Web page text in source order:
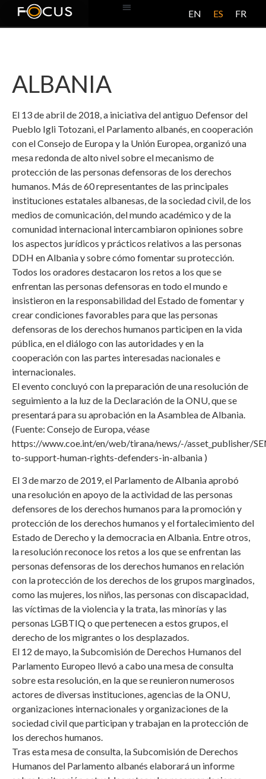
EN ES FR
ALBANIA
El 13 de abril de 2018, a iniciativa del antiguo Defensor del
Pueblo Igli Totozani, el Parlamento albanés, en cooperación
con el Consejo de Europa y la Unión Europea, organizó una
mesa redonda de alto nivel sobre el mecanismo de
protección de las personas defensoras de los derechos
humanos. Más de 60 representantes de las principales
instituciones estatales albanesas, de la sociedad civil, de los
medios de comunicación, del mundo académico y de la
comunidad internacional intercambiaron opiniones sobre
los aspectos jurídicos y prácticos relativos a las personas
DDH en Albania y sobre cómo fomentar su protección.
Todos los oradores destacaron los retos a los que se
enfrentan las personas defensoras en todo el mundo e
insistieron en la responsabilidad del Estado de fomentar y
crear condiciones favorables para que las personas
defensoras de los derechos humanos participen en la vida
pública, en el diálogo con las autoridades y en la
cooperación con las partes interesadas nacionales e
internacionales.
El evento concluyó con la preparación de una resolución de
seguimiento a la luz de la Declaración de la ONU, que se
presentará para su aprobación en la Asamblea de Albania.
(Fuente: Consejo de Europa, véase
https://www.coe.int/en/web/tirana/news/-/asset_publisher/
to-support-human-rights-defenders-in-albania )
El 3 de marzo de 2019, el Parlamento de Albania aprobó
una resolución en apoyo de la actividad de las personas
defensores de los derechos humanos para la promoción y
protección de los derechos humanos y el fortalecimiento del
Estado de Derecho y la democracia en Albania. Entre otros,
la resolución reconoce los retos a los que se enfrentan las
personas defensoras de los derechos humanos en relación
con la protección de los derechos de los grupos marginados,
como las mujeres, los niños, las personas con discapacidad,
las víctimas de la violencia y la trata, las minorías y las
personas LGBTIQ o que pertenecen a estos grupos, el
derecho de los migrantes o los desplazados.
El 12 de mayo, la Subcomisión de Derechos Humanos del
Parlamento Europeo llevó a cabo una mesa de consulta
sobre esta resolución, en la que se reunieron numerosos
actores de diversas instituciones, agencias de la ONU,
organizaciones internacionales y organizaciones de la
sociedad civil que participan y trabajan en la protección de
los derechos humanos.
Tras esta mesa de consulta, la Subcomisión de Derechos
Humanos del Parlamento albanés elaborará un informe